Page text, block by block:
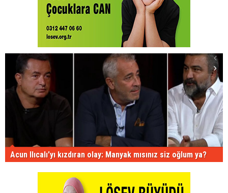
Acun Ilıcalı'yı kızdıran olay: Manyak mısınız siz oğlum ya?